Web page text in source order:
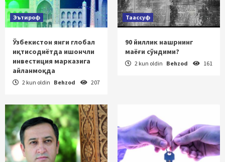
Эътироф
Ўзбекистон янги глобал
иқтисодиётда ишончли
инвестиция марказига
айланмоқда
2 kun oldin Behzod 207
Таассуф
90 йиллик нашрнинг
маёғи сўндими?
2 kun oldin Behzod 161